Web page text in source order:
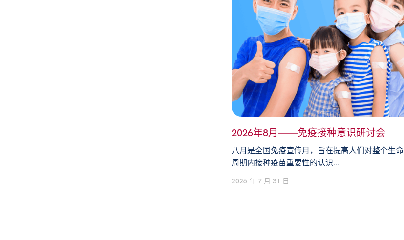
2026年8月——免疫接种意识研讨会
八月是全国免疫宣传月，旨在提高人们对整个生命
周期内接种疫苗重要性的认识...
2026 年 7 月 31 日